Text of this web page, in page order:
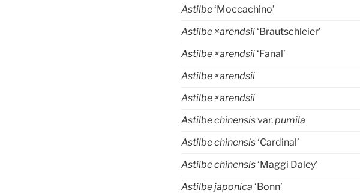
Astilbe‘Moccachino’
Astilbe ×arendsii‘Brautschleier’
Astilbe ×arendsii‘Fanal’
Astilbe ×arendsii
Astilbe ×arendsii
Astilbe chinensisvar.pumila
Astilbe chinensis‘Cardinal’
Astilbe chinensis‘Maggi Daley’
Astilbe japonica ‘Bonn’